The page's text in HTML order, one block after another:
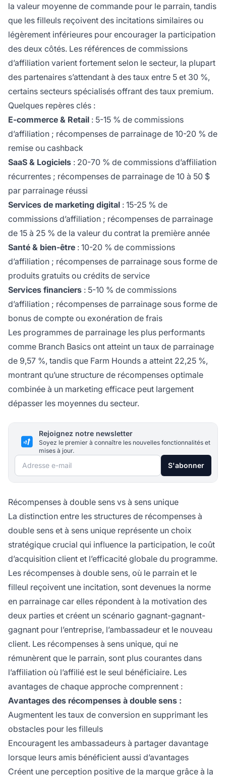
la valeur moyenne de commande pour le parrain, tandis
que les filleuls reçoivent des incitations similaires ou
légèrement inférieures pour encourager la participation
des deux côtés. Les références de commissions
d’affiliation varient fortement selon le secteur, la plupart
des partenaires s’attendant à des taux entre 5 et 30 %,
certains secteurs spécialisés offrant des taux premium.
Quelques repères clés :
E-commerce & Retail : 5-15 % de commissions
d’affiliation ; récompenses de parrainage de 10-20 % de
remise ou cashback
SaaS & Logiciels : 20-70 % de commissions d’affiliation
récurrentes ; récompenses de parrainage de 10 à 50 $
par parrainage réussi
Services de marketing digital : 15-25 % de
commissions d’affiliation ; récompenses de parrainage
de 15 à 25 % de la valeur du contrat la première année
Santé & bien-être : 10-20 % de commissions
d’affiliation ; récompenses de parrainage sous forme de
produits gratuits ou crédits de service
Services financiers : 5-10 % de commissions
d’affiliation ; récompenses de parrainage sous forme de
bonus de compte ou exonération de frais
Les programmes de parrainage les plus performants
comme Branch Basics ont atteint un taux de parrainage
de 9,57 %, tandis que Farm Hounds a atteint 22,25 %,
montrant qu’une structure de récompenses optimale
combinée à un marketing efficace peut largement
dépasser les moyennes du secteur.
Rejoignez notre newsletter
Soyez le premier à connaître les nouvelles fonctionnalités et
mises à jour.
Adresse e-mail S'abonner
Récompenses à double sens vs à sens unique
La distinction entre les structures de récompenses à
double sens et à sens unique représente un choix
stratégique crucial qui influence la participation, le coût
d’acquisition client et l’efficacité globale du programme.
Les récompenses à double sens, où le parrain et le
filleul reçoivent une incitation, sont devenues la norme
en parrainage car elles répondent à la motivation des
deux parties et créent un scénario gagnant-gagnant-
gagnant pour l’entreprise, l’ambassadeur et le nouveau
client. Les récompenses à sens unique, qui ne
rémunèrent que le parrain, sont plus courantes dans
l’affiliation où l’affilié est le seul bénéficiaire. Les
avantages de chaque approche comprennent :
Avantages des récompenses à double sens :
Augmentent les taux de conversion en supprimant les
obstacles pour les filleuls
Encouragent les ambassadeurs à partager davantage
lorsque leurs amis bénéficient aussi d’avantages
Créent une perception positive de la marque grâce à la